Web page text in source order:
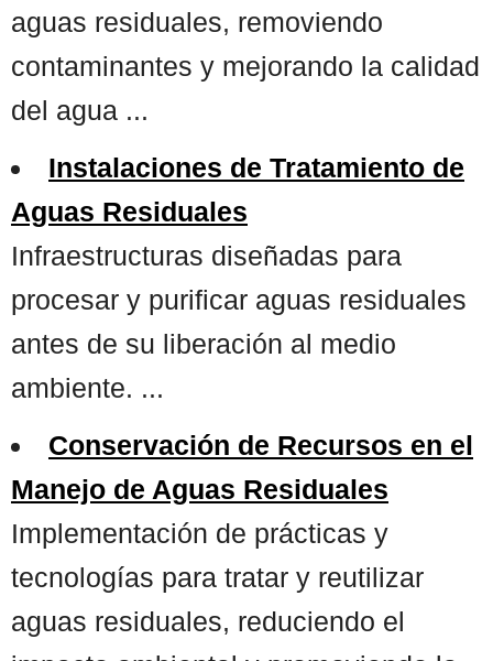
aguas residuales, removiendo
contaminantes y mejorando la calidad
del agua ...
Instalaciones de Tratamiento de
Aguas Residuales
Infraestructuras diseñadas para
procesar y purificar aguas residuales
antes de su liberación al medio
ambiente. ...
Conservación de Recursos en el
Manejo de Aguas Residuales
Implementación de prácticas y
tecnologías para tratar y reutilizar
aguas residuales, reduciendo el